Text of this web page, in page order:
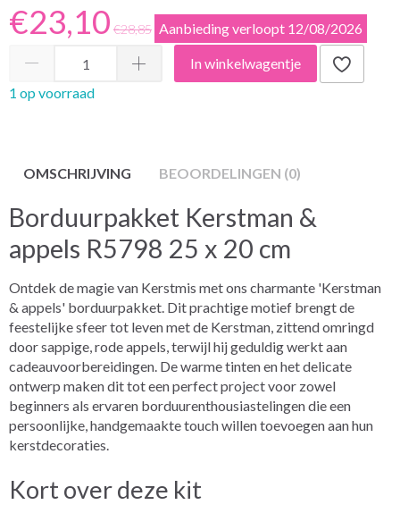
€23,10 €28,85 Aanbieding verloopt 12/08/2026
In winkelwagentje
1 op voorraad
OMSCHRIJVING BEOORDELINGEN (0)
Borduurpakket Kerstman &
appels R5798 25 x 20 cm
Ontdek de magie van Kerstmis met ons charmante 'Kerstman
& appels' borduurpakket. Dit prachtige motief brengt de
feestelijke sfeer tot leven met de Kerstman, zittend omringd
door sappige, rode appels, terwijl hij geduldig werkt aan
cadeauvoorbereidingen. De warme tinten en het delicate
ontwerp maken dit tot een perfect project voor zowel
beginners als ervaren borduurenthousiastelingen die een
persoonlijke, handgemaakte touch willen toevoegen aan hun
kerstdecoraties.
Kort over deze kit